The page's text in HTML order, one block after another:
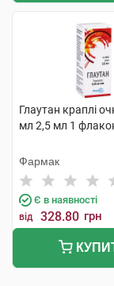
Глаутан краплі
мл 2,5 мл 1
Фармак
Є в наявності
від 328.80 грн